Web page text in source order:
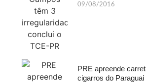
09/08/2016
PRE apreende
cigarros do Paraguai